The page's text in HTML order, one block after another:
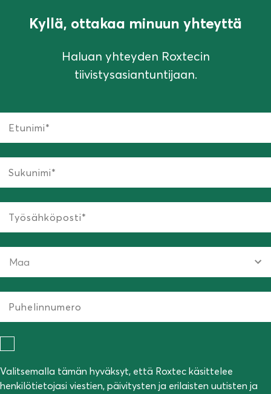
Kyllä, ottakaa minuun yhteyttä
Haluan yhteyden Roxtecin
tiivistysasiantuntijaan.
Valitsemalla tämän hyväksyt, että Roxtec käsittelee
henkilötietojasi viestien, päivitysten ja erilaisten uutisten ja